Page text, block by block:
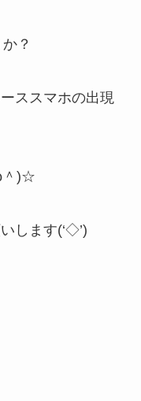
？
ススマホの出現
＾)☆
します(‘◇’)ゞ